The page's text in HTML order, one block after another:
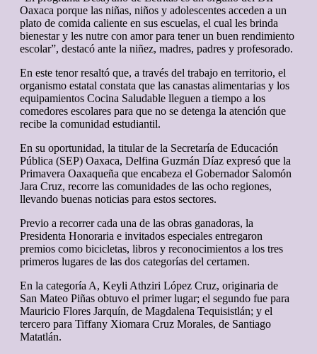
Oaxaca porque las niñas, niños y adolescentes acceden a un
plato de comida caliente en sus escuelas, el cual les brinda
bienestar y les nutre con amor para tener un buen rendimiento
escolar”, destacó ante la niñez, madres, padres y profesorado.
En este tenor resaltó que, a través del trabajo en territorio, el
organismo estatal constata que las canastas alimentarias y los
equipamientos Cocina Saludable lleguen a tiempo a los
comedores escolares para que no se detenga la atención que
recibe la comunidad estudiantil.
En su oportunidad, la titular de la Secretaría de Educación
Pública (SEP) Oaxaca, Delfina Guzmán Díaz expresó que la
Primavera Oaxaqueña que encabeza el Gobernador Salomón
Jara Cruz, recorre las comunidades de las ocho regiones,
llevando buenas noticias para estos sectores.
Previo a recorrer cada una de las obras ganadoras, la
Presidenta Honoraria e invitados especiales entregaron
premios como bicicletas, libros y reconocimientos a los tres
primeros lugares de las dos categorías del certamen.
En la categoría A, Keyli Athziri López Cruz, originaria de
San Mateo Piñas obtuvo el primer lugar; el segundo fue para
Mauricio Flores Jarquín, de Magdalena Tequisistlán; y el
tercero para Tiffany Xiomara Cruz Morales, de Santiago
Matatlán.